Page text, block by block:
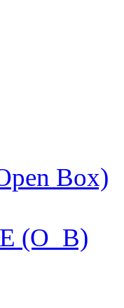
Box)
(O_B)